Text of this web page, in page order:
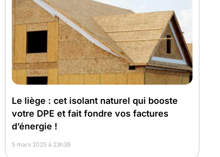
Le liège : cet isolant naturel qui booste
votre DPE et fait fondre vos factures
d’énergie !
5 mars 2025 à 23h39